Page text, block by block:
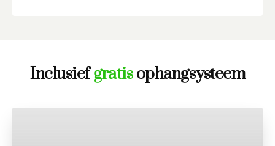
Inclusiefgratisophangsysteem